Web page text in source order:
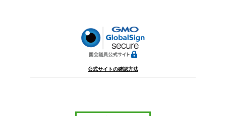
公式サイトの確認方法